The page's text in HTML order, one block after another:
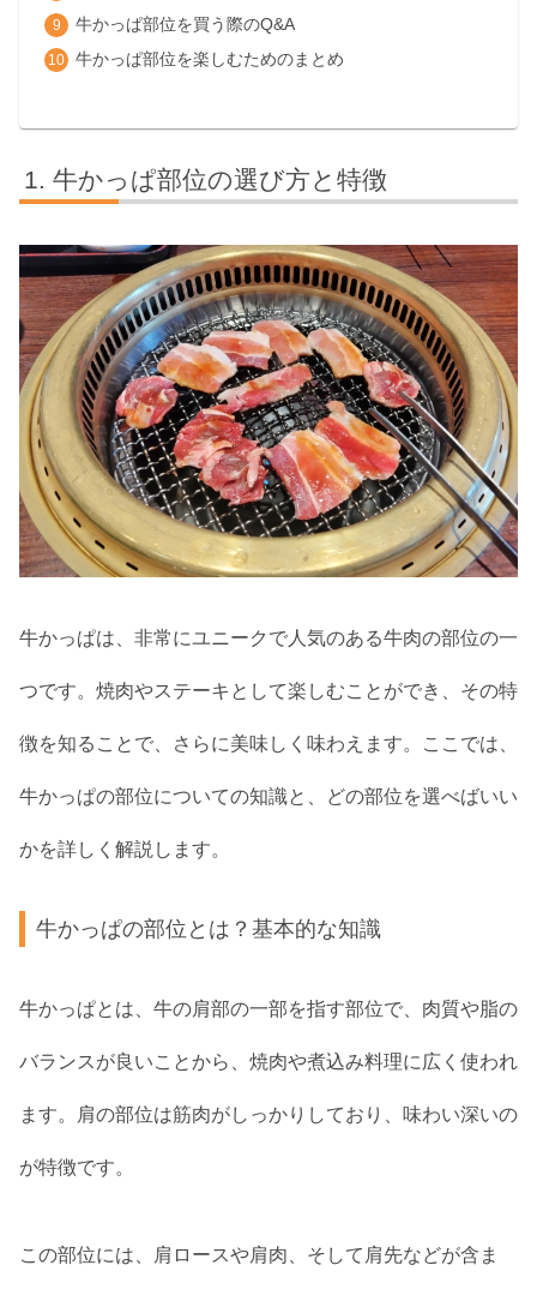
牛かっぱ部位を買う際のQ&A
牛かっぱ部位を楽しむためのまとめ
牛かっぱ部位の選び方と特徴
牛かっぱは、非常にユニークで人気のある牛肉の部位の一
つです。焼肉やステーキとして楽しむことができ、その特
徴を知ることで、さらに美味しく味わえます。ここでは、
牛かっぱの部位についての知識と、どの部位を選べばいい
かを詳しく解説します。
牛かっぱの部位とは？基本的な知識
牛かっぱとは、牛の肩部の一部を指す部位で、肉質や脂の
バランスが良いことから、焼肉や煮込み料理に広く使われ
ます。肩の部位は筋肉がしっかりしており、味わい深いの
が特徴です。
この部位には、肩ロースや肩肉、そして肩先などが含ま